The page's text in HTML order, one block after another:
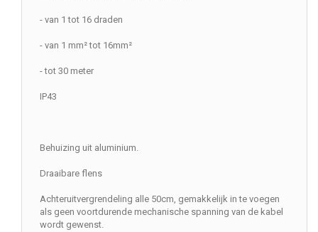
- van 1 tot 16 draden
- van 1 mm² tot 16mm²
- tot 30 meter
IP43
Behuizing uit aluminium.
Draaibare flens
Achteruitvergrendeling alle 50cm, gemakkelijk in te voegen
als geen voortdurende mechanische spanning van de kabel
wordt gewenst.